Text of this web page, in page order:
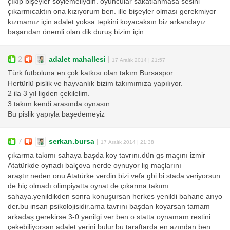
çıkarmıcaktın ona kızıyorum ben. ille bişeyler olması gerekmiyor
kızmamız için adalet yoksa tepkini koyacaksın biz arkandayız.
başarıdan önemli olan dik duruş bizim için....
2 adalet mahallesi | 17 Aralık 2014 | 21:57
Türk futboluna en çok katkısı olan takım Bursaspor.
Hertürlü pislik ve hayvanlık bizim takımımıza yapılıyor.
2 ila 3 yıl ligden çekilelim.
3 takım kendi arasında oynasın.
Bu pislik yapıyla başedemeyiz
7 serkan.bursa | 17 Aralık 2014 | 21:38
çıkarma takımı sahaya başda koy tavrını.dün gs maçını izmir
Atatürkde oynadı balçova nerde oynuyor lig maçlarını
araştır.neden onu Atatürke verdin bizi vefa gbi bi stada veriyorsun
de.hiç olmadı olimpiyatta oynat de çıkarma takımı
sahaya.yenildikden sonra konuşursan herkes yenildi bahane arıyo
der.bu insan psikolojisidir.ama tavrını başdan koyarsan tamam
arkadaş gerekirse 3-0 yenilgi ver ben o statta oynamam restini
çekebiliyorsan adalet yerini bulur.bu taraftarda en azından ben